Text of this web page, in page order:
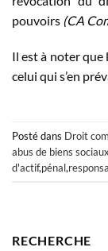
pouvoirs (CA
Il est à noter que
celui qui s’en
Posté dans Droit
abus de biens sociaux
d'actif,pénal,
RECHERCHE